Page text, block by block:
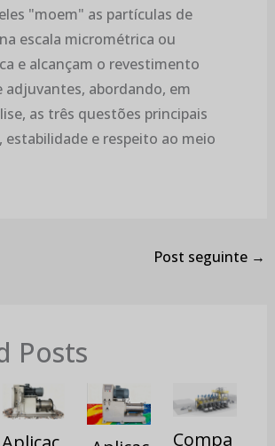
"moem" as partículas de
escala micrométrica ou
e alcançam o revestimento
adjuvantes, abordando, em
as três questões principais
estabilidade e respeito ao meio
Post seguinte →
Posts
Compa